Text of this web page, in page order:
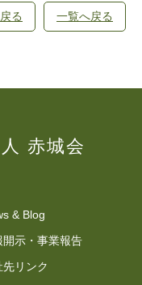
る 一覧へ戻る
赤城会
& Blog
開示・事業報告
先リンク